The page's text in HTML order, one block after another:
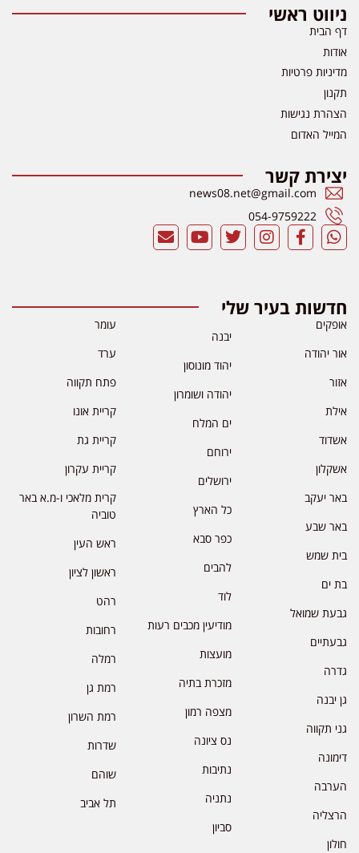
ניווט ראשי
דף הבית
אודות
מדיניות פרטיות
תקנון
הצהרת נגישות
המייל האדום
יצירת קשר
news08.net@gmail.com
054-9759222
חדשות בעיר שלי
אופקים
אור יהודה
אזור
אילת
אשדוד
אשקלון
באר יעקב
באר שבע
בית שמש
בת ים
גבעת שמואל
גבעתיים
גדרה
גן יבנה
גני תקווה
דימונה
הערבה
הרצליה
חולון
יבנה
יהוד מונוסון
יהודה ושומרון
ים המלח
ירוחם
ירושלים
כל הארץ
כפר סבא
להבים
לוד
מודיעין מכבים רעות
מועצות
מזכרת בתיה
מצפה רמון
נס ציונה
נתיבות
נתניה
סביון
עומר
ערד
פתח תקווה
קריית אונו
קריית גת
קריית עקרון
קרית מלאכי ו-מ.א באר
טוביה
ראש העין
ראשון לציון
רהט
רחובות
רמלה
רמת גן
רמת השרון
שדרות
שוהם
תל אביב